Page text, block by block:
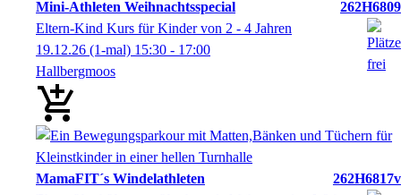
Mini-Athleten Weihnachtsspecial
262H6809
Eltern-Kind Kurs für Kinder von 2 - 4 Jahren
19.12.26 (1-mal) 15:30 - 17:00
Hallbergmoos
MamaFIT´s Windelathleten
262H6817v